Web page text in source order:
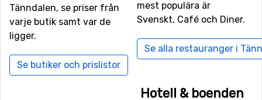
Skidorter i närheten av Tänndalen
Funäsdalen är närmaste skidort till Tänndalen med ett
avstånd på 11 kilometer. Andra skidorter nära är
Ramundberget, 18 kilometers avstånd, och 24 kilometer
från Tänndalen liggerTännäskröket
Tänndalen, se priser från
varje butik samt var de
ligger.
Se butiker och prislistor
mest populära är
Svenskt, Café och Diner.
Se alla restauranger i
Hotell & boenden